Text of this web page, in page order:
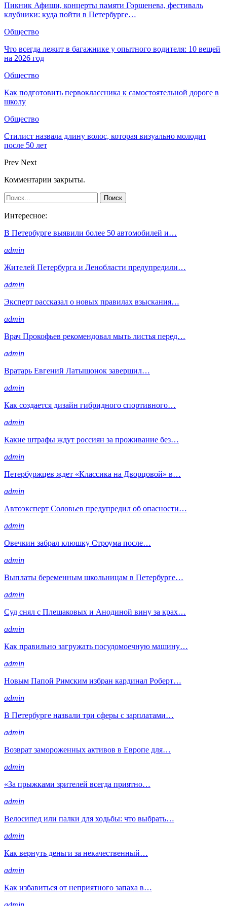
Пикник Афиши, концерты памяти Горшенева, фестиваль
клубники: куда пойти в Петербурге…
Общество
Что всегда лежит в багажнике у опытного водителя: 10 вещей
на 2026 год
Общество
Как подготовить первоклассника к самостоятельной дороге в
школу
Общество
Стилист назвала длину волос, которая визуально молодит
после 50 лет
Prev Next
Комментарии закрыты.
Интересное:
В Петербурге выявили более 50 автомобилей и…
admin
Жителей Петербурга и Ленобласти предупредили…
admin
Эксперт рассказал о новых правилах взыскания…
admin
Врач Прокофьев рекомендовал мыть листья перед…
admin
Вратарь Евгений Латышонок завершил…
admin
Как создается дизайн гибридного спортивного…
admin
Какие штрафы ждут россиян за проживание без…
admin
Петербуржцев ждет «Классика на Дворцовой» в…
admin
Автоэксперт Соловьев предупредил об опасности…
admin
Овечкин забрал клюшку Строума после…
admin
Выплаты беременным школьницам в Петербурге…
admin
Суд снял с Плешаковых и Анодиной вину за крах…
admin
Как правильно загружать посудомоечную машину…
admin
Новым Папой Римским избран кардинал Роберт…
admin
В Петербурге назвали три сферы с зарплатами…
admin
Возврат замороженных активов в Европе для…
admin
«За прыжками зрителей всегда приятно…
admin
Велосипед или палки для ходьбы: что выбрать…
admin
Как вернуть деньги за некачественный…
admin
Как избавиться от неприятного запаха в…